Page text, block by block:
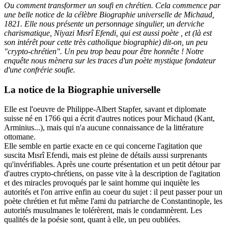
Ou comment transformer un soufi en chrétien. Cela commence par
une belle notice de la célèbre Biographie universelle de Michaud,
1821. Elle nous présente un personnage singulier, un derviche
charismatique, Niyazi Mısrî Efendi, qui est aussi poète , et (là est
son intérêt pour cette très catholique biographie) dit-on, un peu
"crypto-chrétien". Un peu trop beau pour être honnête ! Notre
enquête nous mènera sur les traces d'un poète mystique fondateur
d'une confrérie soufie.
La notice de la Biographie universelle
Elle est l'oeuvre de Philippe-Albert Stapfer, savant et diplomate
suisse né en 1766 qui a écrit d'autres notices pour Michaud (Kant,
Arminius...), mais qui n'a aucune connaissance de la littérature
ottomane.
Elle semble en partie exacte en ce qui concerne l'agitation que
suscita Mısrî Efendi, mais est pleine de détails aussi surprenants
qu'invérifiables. Après une courte présentation et un petit détour par
d'autres crypto-chrétiens, on passe vite à la description de l'agitation
et des miracles provoqués par le saint homme qui inquiète les
autorités et l'on arrive enfin au coeur du sujet : il peut passer pour un
poète chrétien et fut même l'ami du patriarche de Constantinople, les
autorités musulmanes le tolérèrent, mais le condamnèrent. Les
qualités de la poésie sont, quant à elle, un peu oubliées.